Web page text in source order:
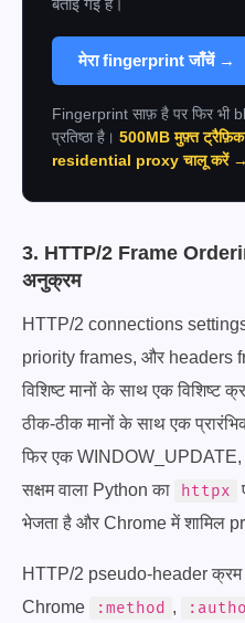
बताई गई है।
मेरा fingerprint जाँचें →
Fingerprint साफ़ है पर फिर भी
प्रतिष्ठा है। 500MB मुफ़्त
residential proxy चालू करें →
3. HTTP/2 Frame
अनुक्रम
HTTP/2 connections
priority frames, और headers
विशिष्ट मानों के साथ एक
ठीक-ठीक मानों के साथ एक
फिर एक
सक्षम वाला Python का
httpx
भेजता है और Chrome में शामिल
HTTP/2 pseudo-header क्रम
Chrome
:method ,